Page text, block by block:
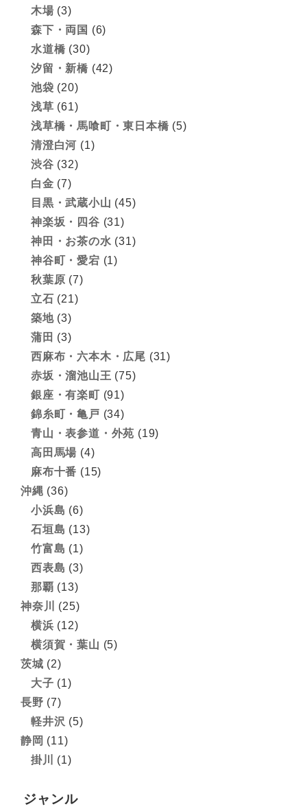
木場 (3)
森下・両国 (6)
水道橋 (30)
汐留・新橋 (42)
池袋 (20)
浅草 (61)
浅草橋・馬喰町・東日本橋 (5)
清澄白河 (1)
渋谷 (32)
白金 (7)
目黒・武蔵小山 (45)
神楽坂・四谷 (31)
神田・お茶の水 (31)
神谷町・愛宕 (1)
秋葉原 (7)
立石 (21)
築地(3)
蒲田 (3)
西麻布・六本木・広尾 (31)
赤坂・溜池山王 (75)
銀座・有楽町 (91)
錦糸町・亀戸 (34)
青山・表参道・外苑 (19)
高田馬場 (4)
麻布十番 (15)
沖縄 (36)
小浜島 (6)
石垣島 (13)
竹富島 (1)
西表島 (3)
那覇 (13)
神奈川
(25)
横浜 (12)
横須賀・葉山 (5)
茨城 (2)
大子 (1)
長野 (7)
軽井沢 (5)
静岡 (11)
掛川
(1)
ジャンル